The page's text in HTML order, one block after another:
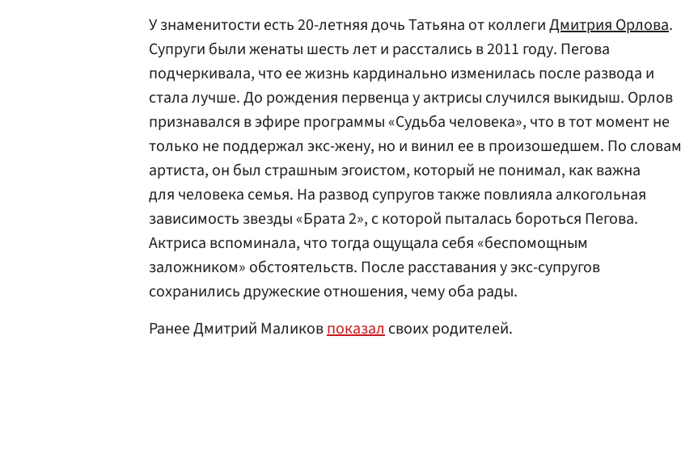
У знаменитости есть 20-летняя дочь Татьяна от коллегиДмитрия Орлова.
Супруги были женаты шесть лет и расстались в 2011 году. Пегова
подчеркивала, что ее жизнь кардинально изменилась после развода и
стала лучше. До рождения первенца у актрисы случился выкидыш. Орлов
признавался в эфире программы «Судьба человека», что в тот момент не
только не поддержал экс-жену, но и винил ее в произошедшем. По словам
артиста, он был страшным эгоистом, который не понимал, как важна
для человека семья. На развод супругов также повлияла алкогольная
зависимость звезды «Брата 2», с которой пыталась бороться Пегова.
Актриса вспоминала, что тогда ощущала себя «беспомощным
заложником» обстоятельств. После расставания у экс-супругов
сохранились дружеские отношения, чему оба рады.
Ранее Дмитрий Маликовпоказалсвоих родителей.